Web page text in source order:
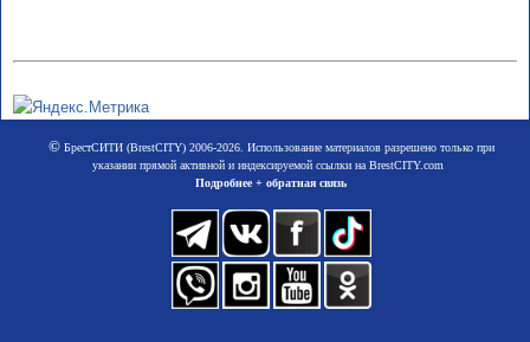
©БрестСИТИ (BrestCITY) 2006-2026. Использование материалов разрешено только при
указании прямой активной и индексируемой ссылки на BrestCITY.com
Подробнее + обратная связь